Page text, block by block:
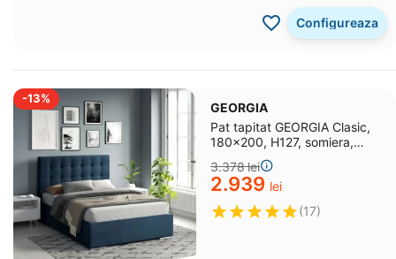
Configureaza
-13%
GEORGIA
Pat tapitat GEORGIA Clasic,
180x200, H127, somiera,
catifea Albastra
3.378lei
2.939 lei
(17)